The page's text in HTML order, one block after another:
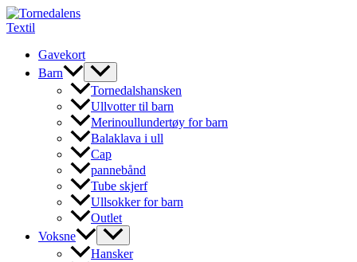
Hopp
rett
innholdetGavekort
Barn
Tornedalshansken
Ullvotter til barn
Merinoullundertøy for barn
Balaklava i ull
Cap
pannebånd
Tube skjerf
Ullsokker for barn
Outlet
Voksne
Hansker